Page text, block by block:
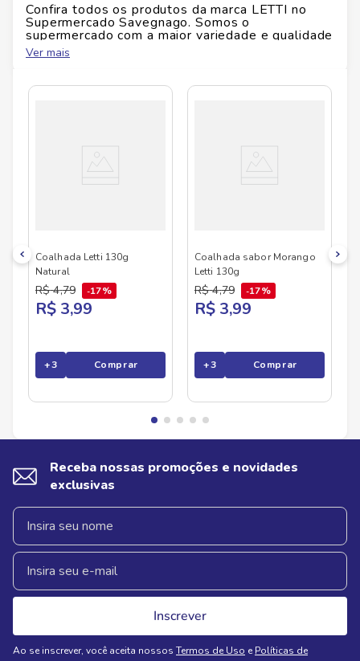
Confira todos os produtos da marca LETTI no
Supermercado Savegnago. Somos o
supermercado com a maior variedade e qualidade
do Brasil!
de produtos LETTI, confira abaixo:
Ver mais
Coalhada Letti 130g
Natural
R$ 4,79 17%
R$ 3,99
+3 Comprar
Coalhada sabor Morango
Letti 130g
R$ 4,79 17%
R$ 3,99
+3 Comprar
Receba nossas promoções e novidades
exclusivas
Inscrever
Ao se inscrever, você aceita nossos Termos de Uso e Políticas de